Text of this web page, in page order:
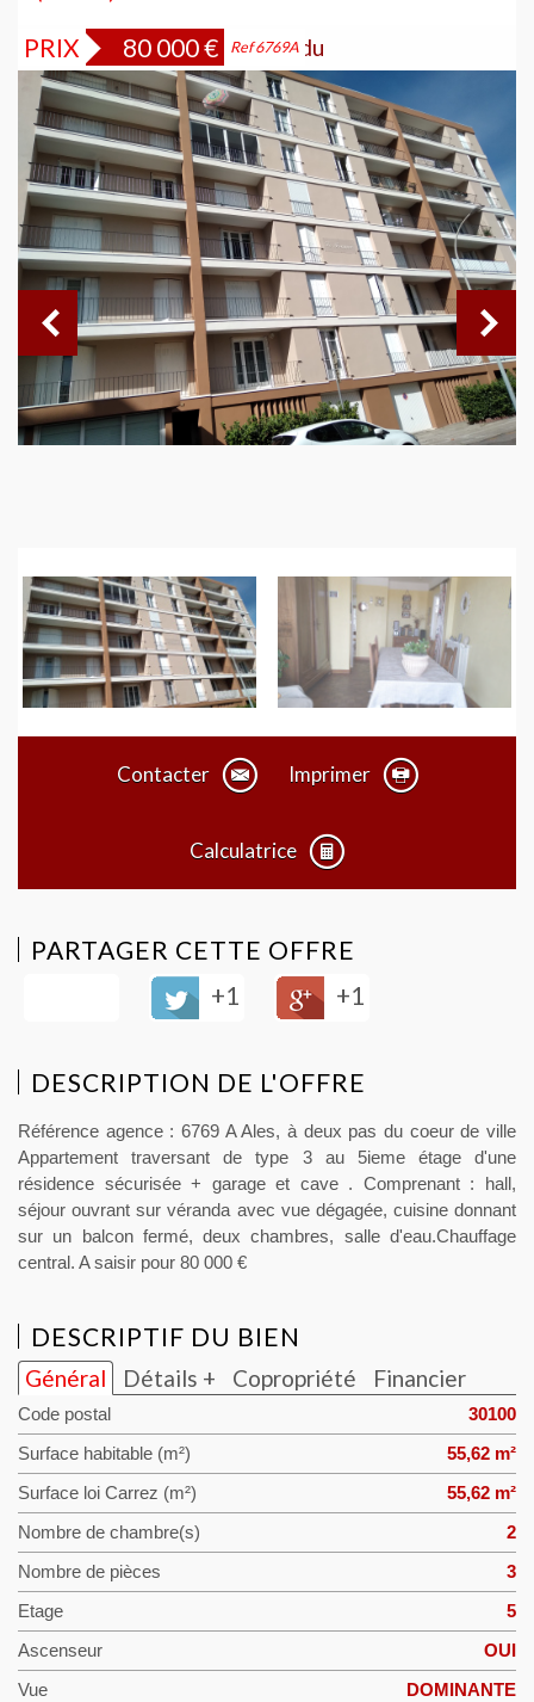
PRIX 80 000€ Ref 6769A
Bien vendu
Contacter Imprimer
Calculatrice
PARTAGER CETTE OFFRE
+1
+1
DESCRIPTION DE L'OFFRE
Référence agence : 6769 A Ales, à deux pas du coeur de ville
Appartement traversant de type 3 au 5ieme étage d'une
résidence sécurisée + garage et cave . Comprenant : hall,
séjour ouvrant sur véranda avec vue dégagée, cuisine donnant
sur un balcon fermé, deux chambres, salle d'eau.Chauffage
central. A saisir pour 80 000 €
DESCRIPTIF DU BIEN
Général Détails + Copropriété Financier
Code postal 30100
Surface habitable (m²) 55,62 m²
Surface loi Carrez (m²) 55,62 m²
Nombre de chambre(s) 2
Nombre de pièces 3
Etage 5
Ascenseur OUI
Vue DOMINANTE